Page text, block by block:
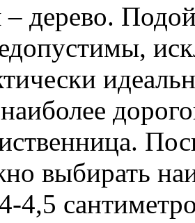
дерево.
выбирать
4,5